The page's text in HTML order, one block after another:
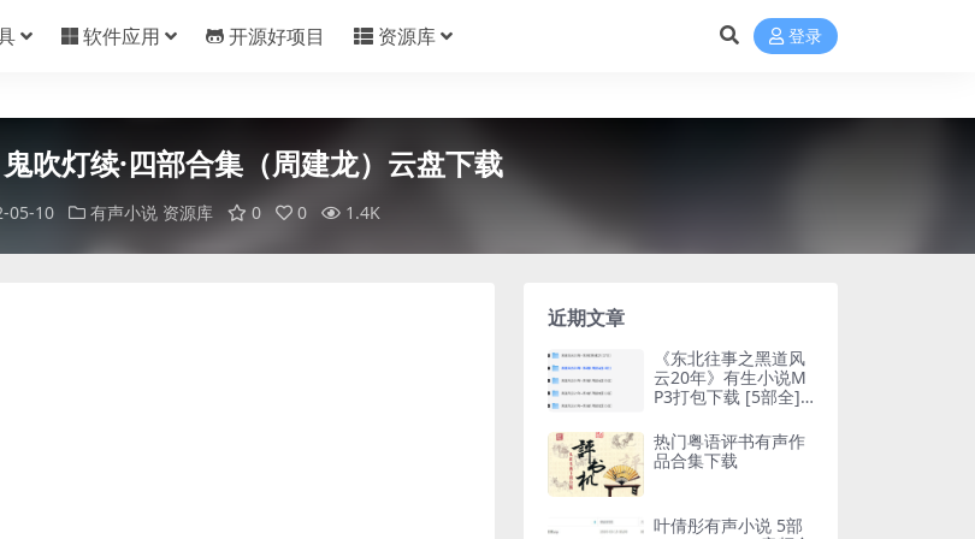
软件应用 开源好项目 资源库 登录
鬼吹灯续·四部合集（周建龙）云盘下载
05-10 有声小说 资源库 0 0 1.4K
近期文章
《东北往事之黑道风
云20年》有生小说M
P3打包下载 [5部全]
热门粤语评书有声作
品合集下载
叶倩彤有声小说 5部